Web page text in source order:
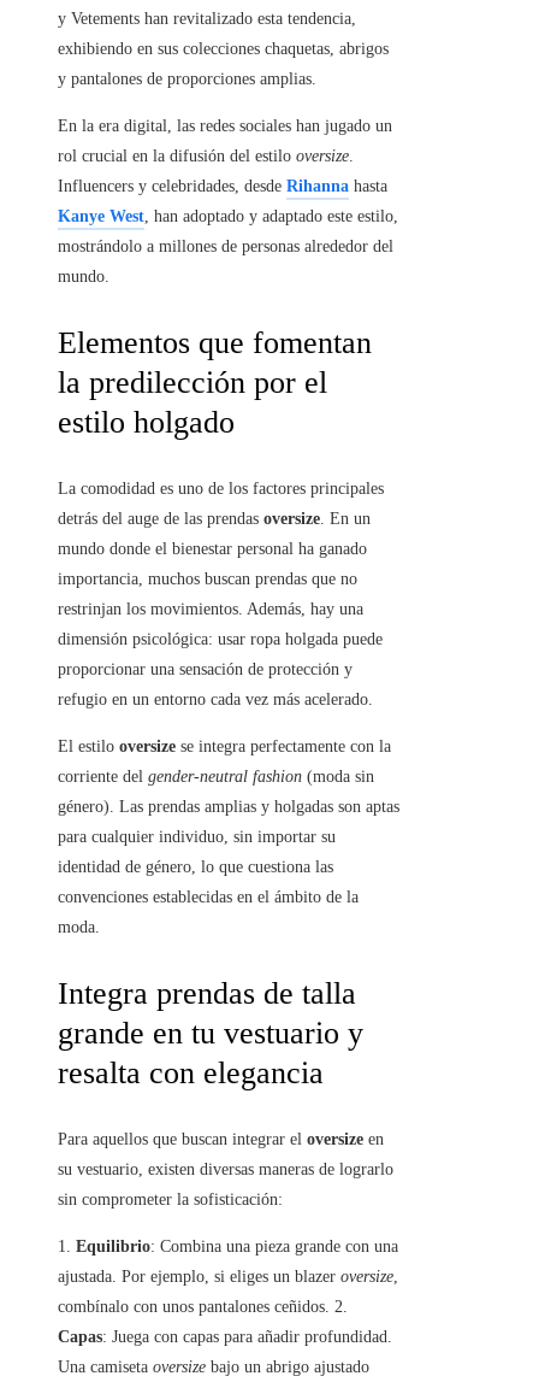
y Vetements han revitalizado esta tendencia,
exhibiendo en sus colecciones chaquetas, abrigos
y pantalones de proporciones amplias.
En la era digital, las redes sociales han jugado un
rol crucial en la difusión del estilo oversize.
Influencers y celebridades, desde Rihanna hasta
Kanye West, han adoptado y adaptado este estilo,
mostrándolo a millones de personas alrededor del
mundo.
Elementos que fomentan
la predilección por el
estilo holgado
La comodidad es uno de los factores principales
detrás del auge de las prendas oversize. En un
mundo donde el bienestar personal ha ganado
importancia, muchos buscan prendas que no
restrinjan los movimientos. Además, hay una
dimensión psicológica: usar ropa holgada puede
proporcionar una sensación de protección y
refugio en un entorno cada vez más acelerado.
El estilo oversize se integra perfectamente con la
corriente del gender-neutral fashion (moda sin
género). Las prendas amplias y holgadas son aptas
para cualquier individuo, sin importar su
identidad de género, lo que cuestiona las
convenciones establecidas en el ámbito de la
moda.
Integra prendas de talla
grande en tu vestuario y
resalta con elegancia
Para aquellos que buscan integrar el oversize en
su vestuario, existen diversas maneras de lograrlo
sin comprometer la sofisticación:
1. Equilibrio: Combina una pieza grande con una
ajustada. Por ejemplo, si eliges un blazer oversize,
combínalo con unos pantalones ceñidos. 2.
Capas: Juega con capas para añadir profundidad.
Una camiseta oversize bajo un abrigo ajustado